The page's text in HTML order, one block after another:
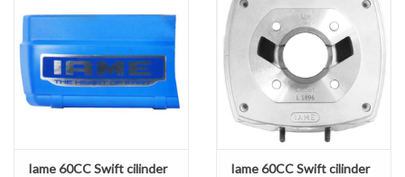
Iame 60CC Swift cilinder
Iame 60CC Swift cilinder